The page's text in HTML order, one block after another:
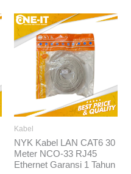
Kabel
NYK Kabel LAN CAT6 30
Meter NCO-33 RJ45
Ethernet Garansi 1 Tahun